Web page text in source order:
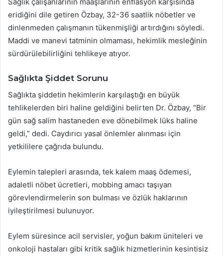
eridiğini dile getiren Özbay, 32-36 saatlik nöbetler ve
dinlenmeden çalışmanın tükenmişliği artırdığını söyledi.
Maddi ve manevi tatminin olmaması, hekimlik mesleğinin
sürdürülebilirliğini tehlikeye atıyor.
Sağlıkta Şiddet Sorunu
Sağlıkta şiddetin hekimlerin karşılaştığı en büyük
tehlikelerden biri haline geldiğini belirten Dr. Özbay, “Bir
gün sağ salim hastaneden eve dönebilmek lüks haline
geldi,” dedi. Caydırıcı yasal önlemler alınması için
yetkililere çağrıda bulundu.
Eylemin talepleri arasında, tek kalem maaş ödemesi,
adaletli nöbet ücretleri, mobbing amacı taşıyan
görevlendirmelerin son bulması ve özlük haklarının
iyileştirilmesi bulunuyor.
Eylem süresince acil servisler, yoğun bakım üniteleri ve
onkoloji hastaları gibi kritik sağlık hizmetlerinin kesintisiz